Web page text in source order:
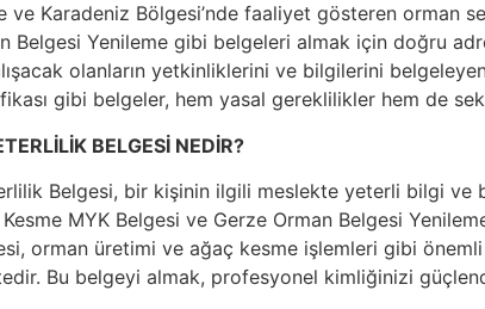
ve Karadeniz Bölgesi’nde faaliyet gösteren orman
Belgesi Yenileme gibi belgeleri almak için doğru
olanların yetkinliklerini ve bilgilerini
gibi belgeler, hem yasal gereklilikler hem de
BELGESİ NEDİR?
Belgesi, bir kişinin ilgili meslekte yeterli bilgi
MYK Belgesi ve Gerze Orman Belgesi
orman üretimi ve ağaç kesme işlemleri gibi
Bu belgeyi almak, profesyonel kimliğinizi